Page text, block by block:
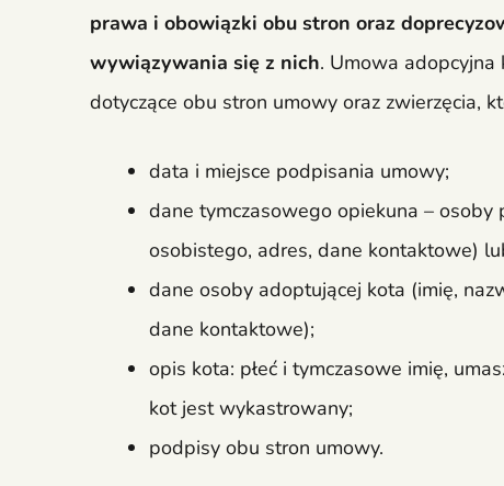
prawa i obowiązki obu stron oraz
wywiązywania się z nich. Umowa adopcyjna
dotyczące obu stron umowy oraz zwierzęcia,
data i miejsce podpisania umowy;
dane tymczasowego opiekuna –
osobistego, adres, dane kontaktowe)
dane osoby adoptującej kota (imię,
dane kontaktowe);
opis kota: płeć i tymczasowe imię,
kot jest wykastrowany;
podpisy obu stron umowy.